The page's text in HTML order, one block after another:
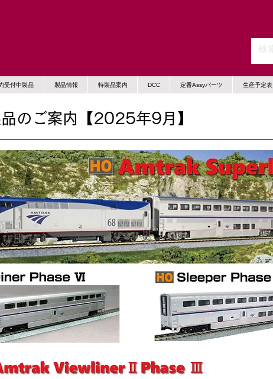
受付中製品 製品情報 特製品案内 DCC 定番Assyパーツ 生産予定表
のご案内【2025年9月】